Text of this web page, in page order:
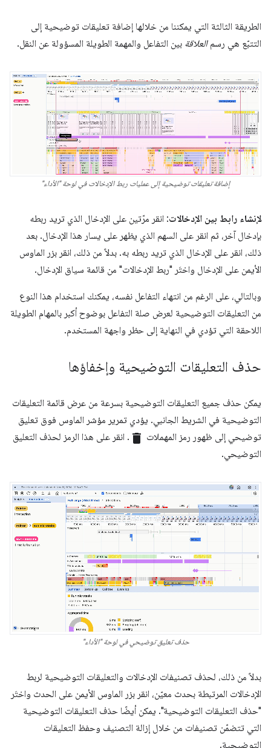
الطريقة الثالثة التي يمكننا من خلالها إضافة تعليقات توضيحية إلى
التتبّع هي رسمالعلاقة بين التفاعل والمهمة الطويلة المسؤولة عن النقل.
إضافة تعليقات توضيحية إلى عمليات ربط الإدخالات في لوحة "الأداء"
لإنشاء رابط بين الإدخالات: انقر مرّتين على الإدخال الذي تريد ربطه
بإدخال آخر، ثم انقر على السهم الذي يظهر على يسار هذا الإدخال. بعد
ذلك، انقر على الإدخال الذي تريد ربطه به. بدلاً من ذلك، انقر بزر الماوس
الأيمن على الإدخال واختَر "ربط الإدخالات" من قائمة سياق الإدخال.
وبالتالي، على الرغم من انتهاء التفاعل نفسه، يمكنك استخدام هذا النوع
من التعليقات التوضيحية لعرض صلة التفاعل بوضوح أكبر بالمهام الطويلة
اللاحقة التي تؤدي في النهاية إلى حظر واجهة المستخدم.
حذف التعليقات التوضيحية وإخفاؤها
يمكن حذف جميع التعليقات التوضيحية بسرعة من عرض قائمة التعليقات
التوضيحية في الشريط الجانبي. يؤدي تمرير مؤشر الماوس فوق تعليق
توضيحي إلى ظهور رمز المهملات delete . انقر على هذا الرمز لحذف التعليق
التوضيحي.
حذف تعليق توضيحي في لوحة "الأداء"
بدلاً من ذلك، لحذف تصنيفات الإدخالات والتعليقات التوضيحية لربط
الإدخالات المرتبطة بحدث معيّن، انقر بزر الماوس الأيمن على الحدث واختَر
"حذف التعليقات التوضيحية". يمكن أيضًا حذف التعليقات التوضيحية
التي تتضمّن تصنيفات من خلال إزالة التصنيف وحفظ التعليقات
التوضيحية.